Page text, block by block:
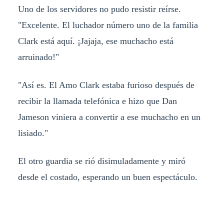
Uno de los servidores no pudo resistir reírse.
"Excelente. El luchador número uno de la familia
Clark está aquí. ¡Jajaja, ese muchacho está
arruinado!"
"Así es. El Amo Clark estaba furioso después de
recibir la llamada telefónica e hizo que Dan
Jameson viniera a convertir a ese muchacho en un
lisiado."
El otro guardia se rió disimuladamente y miró
desde el costado, esperando un buen espectáculo.